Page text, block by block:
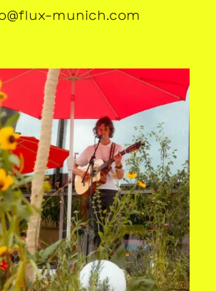
munich.com